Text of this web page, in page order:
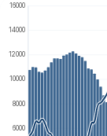
6000
8000
10000
12000
14000
16000